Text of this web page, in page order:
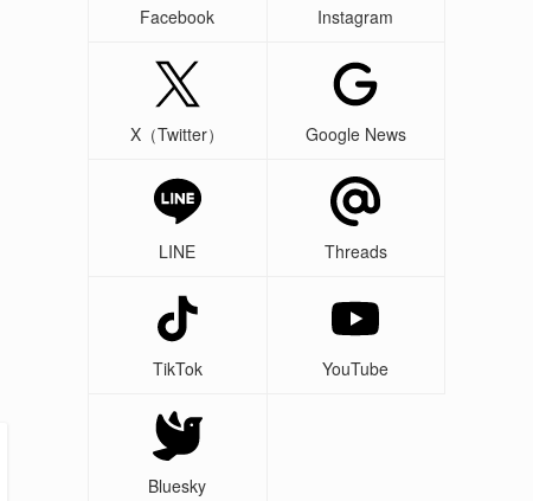
Facebook Instagram
X（Twitter） Google News
LINE Threads
TikTok YouTube
Bluesky